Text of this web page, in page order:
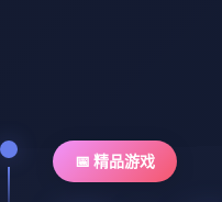
📅 精品游戏